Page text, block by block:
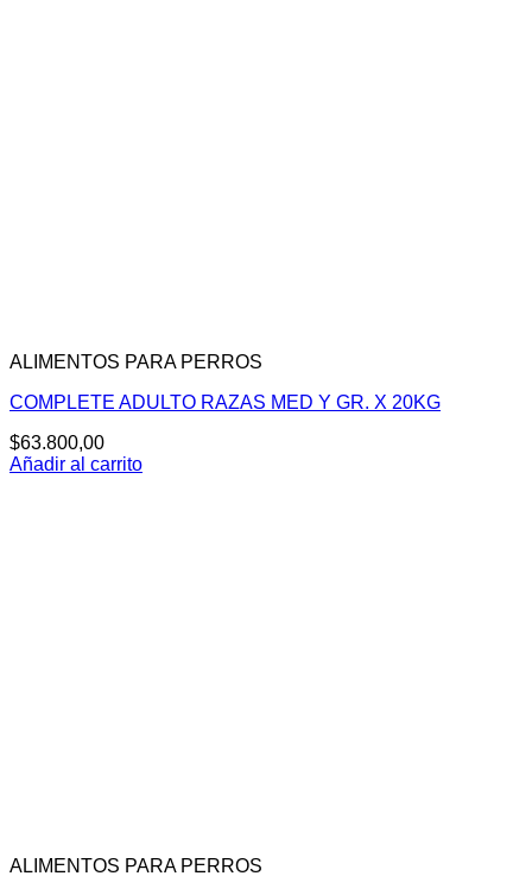
ALIMENTOS PARA PERROS
COMPLETE ADULTO RAZAS MED Y GR. X 20KG
$63.800,00
Añadir al carrito
ALIMENTOS PARA PERROS